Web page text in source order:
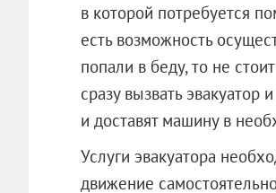
в которой потребуется
есть возможность
попали в беду, то не
сразу вызвать
и доставят машину в
Услуги эвакуатора
движение